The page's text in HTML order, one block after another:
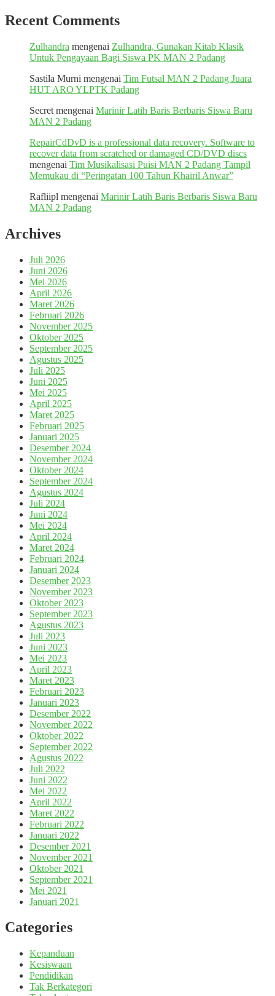
Recent Comments
Zulhandra mengenai Zulhandra, Gunakan Kitab Klasik
Untuk Pengayaan Bagi Siswa PK MAN 2 Padang
Sastila Murni mengenai Tim Futsal MAN 2 Padang Juara
HUT ARO YLPTK Padang
Secret mengenai Marinir Latih Baris Berbaris Siswa Baru
MAN 2 Padang
RepairCdDvD is a professional data recovery. Software to
recover data from scratched or damaged CD/DVD discs
mengenai Tim Musikalisasi Puisi MAN 2 Padang Tampil
Memukau di “Peringatan 100 Tahun Khairil Anwar”
Rafliipl mengenai Marinir Latih Baris Berbaris Siswa Baru
MAN 2 Padang
Archives
Juli 2026
Juni 2026
Mei 2026
April 2026
Maret 2026
Februari 2026
November 2025
Oktober 2025
September 2025
Agustus 2025
Juli 2025
Juni 2025
Mei 2025
April 2025
Maret 2025
Februari 2025
Januari 2025
Desember 2024
November 2024
Oktober 2024
September 2024
Agustus 2024
Juli 2024
Juni 2024
Mei 2024
April 2024
Maret 2024
Februari 2024
Januari 2024
Desember 2023
November 2023
Oktober 2023
September 2023
Agustus 2023
Juli 2023
Juni 2023
Mei 2023
April 2023
Maret 2023
Februari 2023
Januari 2023
Desember 2022
November 2022
Oktober 2022
September 2022
Agustus 2022
Juli 2022
Juni 2022
Mei 2022
April 2022
Maret 2022
Februari 2022
Januari 2022
Desember 2021
November 2021
Oktober 2021
September 2021
Mei 2021
Januari 2021
Categories
Kepanduan
Kesiswaan
Pendidikan
Tak Berkategori